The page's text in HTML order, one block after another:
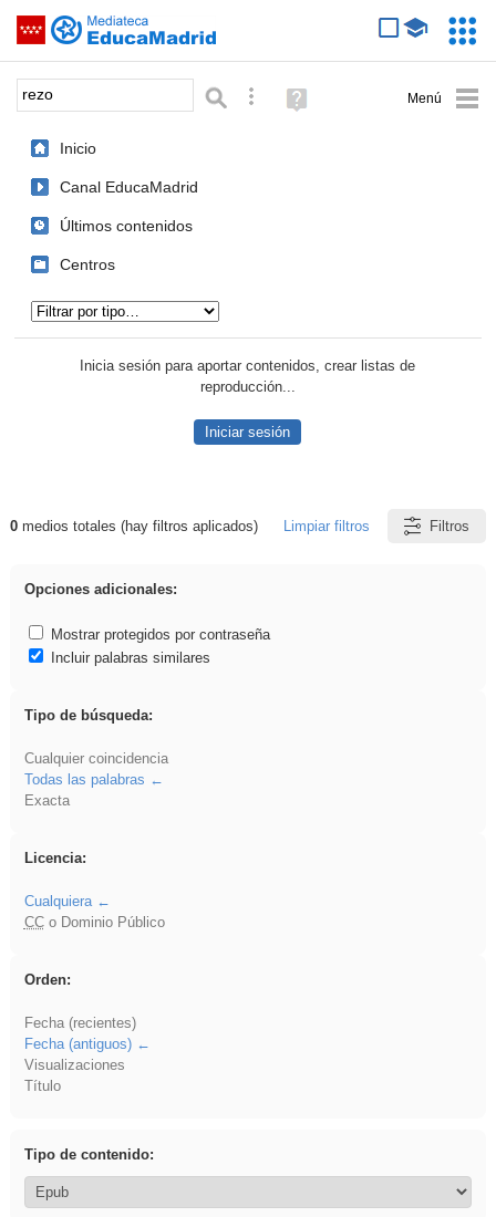
Saltar navegación
Palabra o frase: Búsqueda avanzada
Ayuda
(en
Inicio
Canal EducaMadrid
Últimos contenidos
Centros
Inicia sesión para aportar contenidos, crear listas de
reproducción...
Iniciar sesión
Resultados de: rezo
0medios totales (hay filtros aplicados) Limpiar filtros Filtros
Opciones adicionales:
Mostrar protegidos por contraseña
Incluir palabras similares
Tipo de búsqueda:
Cualquier coincidencia
Todas las palabras
Exacta
Licencia:
Cualquiera
CCo Dominio Público
Orden:
Fecha (recientes)
Fecha (antiguos)
Visualizaciones
Título
Tipo de contenido: